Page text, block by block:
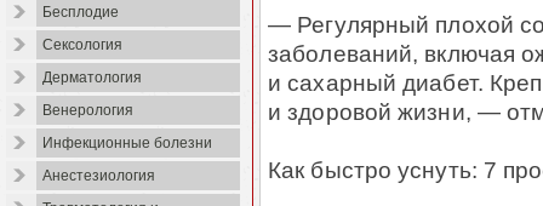
Бесплодие
Сексология
Дерматология
Венерология
Инфекционные болезни
Анестезиология
— Регулярный плохой
заболеваний, включая
и сахарный диабет.
и здоровой жизни, —
Как быстро уснуть: 7